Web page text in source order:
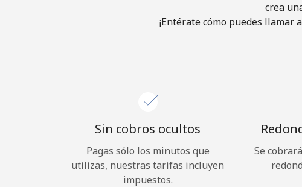
crea
¡Entérate cómo puedes
Sin cobros ocultos
Pagas sólo los minutos que
utilizas, nuestras tarifas incluyen
impuestos.
Se